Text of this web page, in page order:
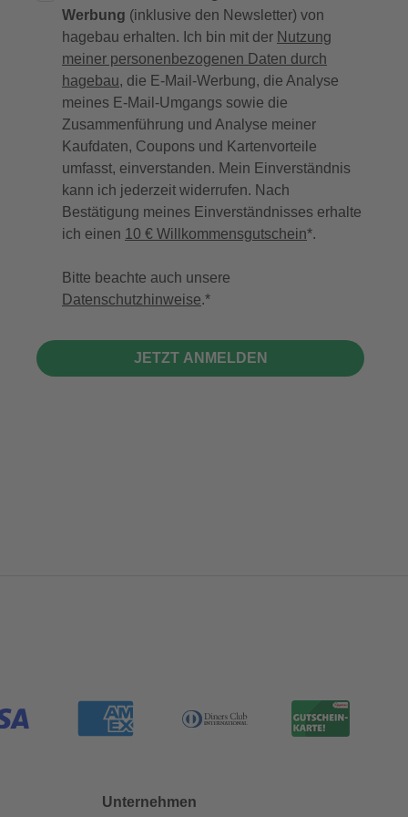
Werbung (inklusive den Newsletter) von
hagebau erhalten. Ich bin mit der Nutzung
meiner personenbezogenen Daten durch
hagebau, die E-Mail-Werbung, die Analyse
meines E-Mail-Umgangs sowie die
Zusammenführung und Analyse meiner
Kaufdaten, Coupons und Kartenvorteile
umfasst, einverstanden. Mein Einverständnis
kann ich jederzeit widerrufen. Nach
Bestätigung meines Einverständnisses erhalte
ich einen 10 € Willkommensgutschein*.
Bitte beachte auch unsere
Datenschutzhinweise.
JETZT ANMELDEN
Unternehmen